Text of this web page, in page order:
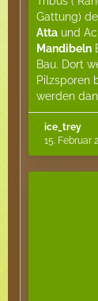
Gattung)
Atta und
Mandibeln
Bau. Dort
Pilzsporen
werden
ice_trey
15. Februar